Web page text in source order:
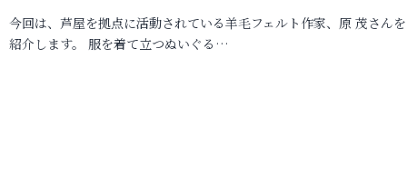
今回は、芦屋を拠点に活動されている羊毛フェルト作家、原 茂さん
紹介します。 服を着て立つぬいぐる…